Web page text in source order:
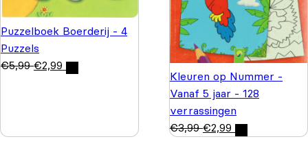
Puzzelboek Boerderij - 4
Puzzels
€5,99 €2,99
Kleuren op Nummer -
Vanaf 5 jaar - 128
verrassingen
€3,99 €2,99